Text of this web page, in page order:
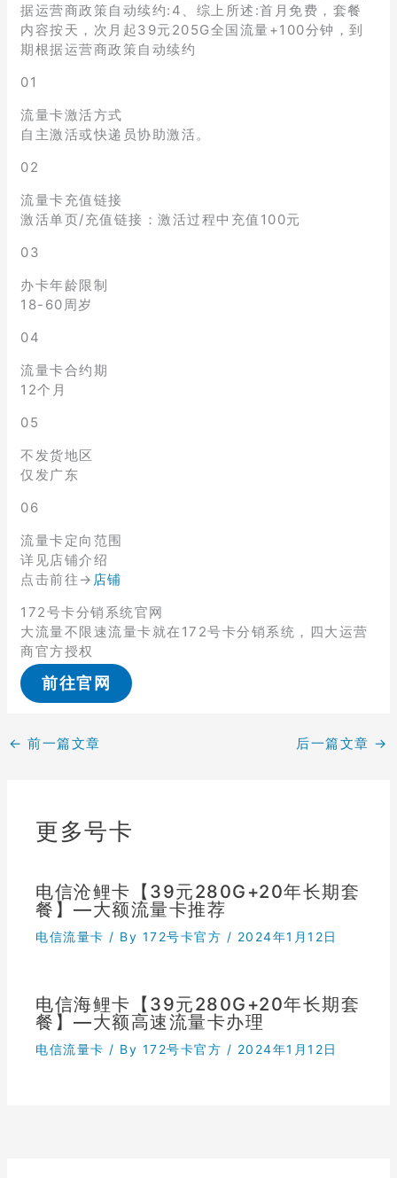
据运营商政策自动续约:4、综上所述:首月免费，套餐
内容按天，次月起39元205G全国流量+100分钟，到
期根据运营商政策自动续约
01
流量卡激活方式
自主激活或快递员协助激活。
02
流量卡充值链接
激活单页/充值链接：激活过程中充值100元
03
办卡年龄限制
18-60周岁
04
流量卡合约期
12个月
05
不发货地区
仅发广东
06
流量卡定向范围
详见店铺介绍
点击前往→ 店铺
172号卡分销系统官网
大流量不限速流量卡就在172号卡分销系统，四大运营
商官方授权
前往官网
← 前一篇文章 后一篇文章 →
更多号卡
电信沧鲤卡【39元280G+20年长期套
餐】—大额流量卡推荐
电信流量卡 / By 172号卡官方 / 2024年1月12日
电信海鲤卡【39元280G+20年长期套
餐】—大额高速流量卡办理
电信流量卡 / By 172号卡官方 / 2024年1月12日